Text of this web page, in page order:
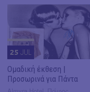
25 JUL
Ομαδική έκθεση |
Προσωρινά για Πάντα